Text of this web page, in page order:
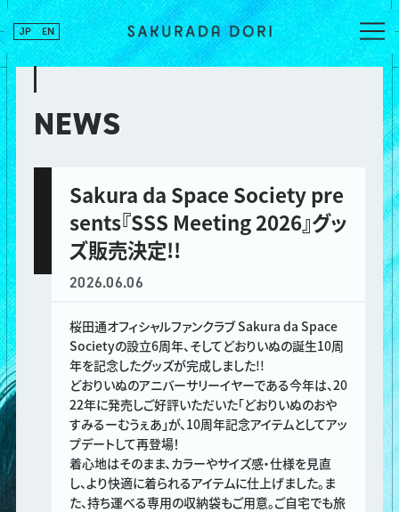
JP EN
NEWS
Sakura da Space Society pre
sents『SSS Meeting 2026』グッ
ズ販売決定!!
2026.06.06
桜田通オフィシャルファンクラブ Sakura da Space
Societyの設立6周年、そしてどおりいぬの誕生10周
年を記念したグッズが完成しました!!
どおりいぬのアニバーサリーイヤーである今年は、20
22年に発売しご好評いただいた「どおりいぬのおや
すみるーむうぇあ」が、10周年記念アイテムとしてアッ
プデートして再登場！
着心地はそのまま、カラーやサイズ感・仕様を見直
し、より快適に着られるアイテムに仕上げました。ま
た、持ち運べる専用の収納袋もご用意。ご自宅でも旅